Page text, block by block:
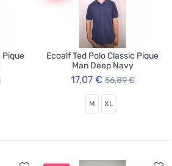
Pique
Ecoalf Ted Polo Classic Pique
Man Deep Navy
17,07 € 56,89 €
M XL